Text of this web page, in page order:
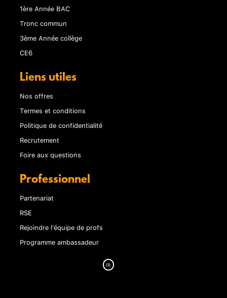
1ère Année BAC
Tronc commun
3ème Année collège
CE6
Liens utiles
Nos offres
Termes et conditions
Politique de confidentialité
Recrutement
Foire aux questions
Professionnel
Partenariat
RSE
Rejoindre l'équipe de profs
Programme ambassadeur